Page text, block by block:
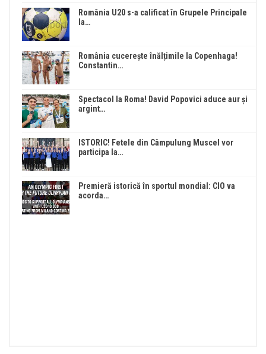
România U20 s-a calificat în Grupele Principale
la…
România cucerește înălțimile la Copenhaga!
Constantin…
Spectacol la Roma! David Popovici aduce aur și
argint…
ISTORIC! Fetele din Câmpulung Muscel vor
participa la…
Premieră istorică în sportul mondial: CIO va
acorda…